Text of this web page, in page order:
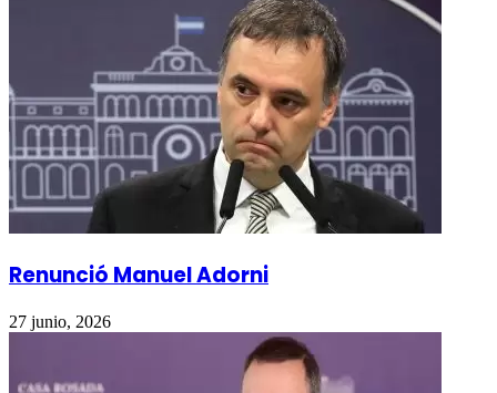
Renunció Manuel Adorni
27 junio, 2026